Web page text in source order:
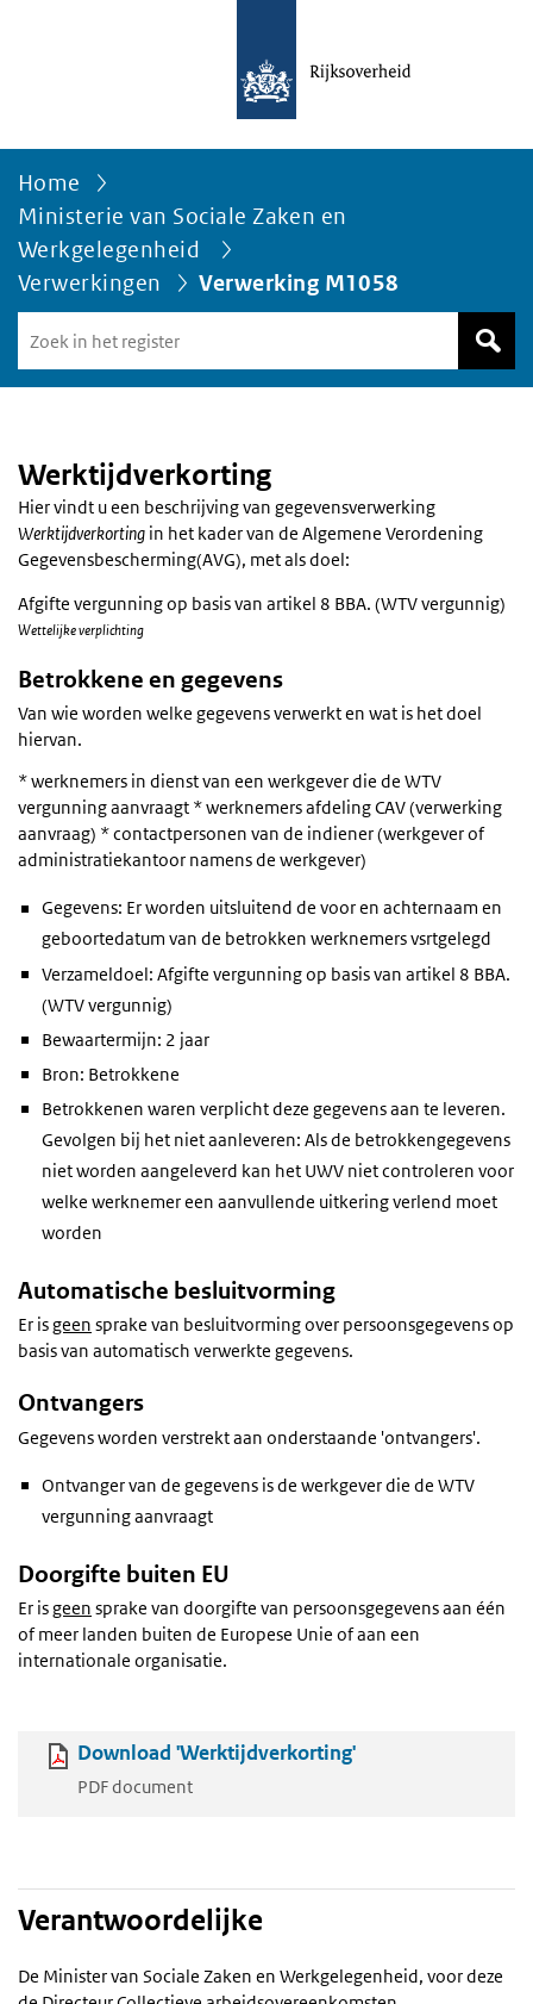
Home
Ministerie van Sociale Zaken en
Werkgelegenheid
Verwerkingen
Verwerking M1058
in
het
Werktijdverkorting
Hier vindt u een beschrijving van gegevensverwerking
Werktijdverkorting in het kader van de Algemene Verordening
Gegevensbescherming(AVG), met als doel:
Afgifte vergunning op basis van artikel 8 BBA. (WTV vergunnig)
Wettelijke verplichting
Betrokkene en gegevens
Van wie worden welke gegevens verwerkt en wat is het doel
hiervan.
* werknemers in dienst van een werkgever die de WTV
vergunning aanvraagt * werknemers afdeling CAV (verwerking
aanvraag) * contactpersonen van de indiener (werkgever of
administratiekantoor namens de werkgever)
Gegevens: Er worden uitsluitend de voor en achternaam en
geboortedatum van de betrokken werknemers vsrtgelegd
Verzameldoel: Afgifte vergunning op basis van artikel 8 BBA.
(WTV vergunnig)
Bewaartermijn: 2 jaar
Bron: Betrokkene
Betrokkenen waren verplicht deze gegevens aan te leveren.
Gevolgen bij het niet aanleveren: Als de betrokkengegevens
niet worden aangeleverd kan het UWV niet controleren voor
welke werknemer een aanvullende uitkering verlend moet
worden
Automatische besluitvorming
Er isgeen sprake van besluitvorming over persoonsgegevens op
basis van automatisch verwerkte gegevens.
Ontvangers
Gegevens worden verstrekt aan onderstaande 'ontvangers'.
Ontvanger van de gegevens is de werkgever die de WTV
vergunning aanvraagt
Doorgifte buiten EU
Er isgeen sprake van doorgifte van persoonsgegevens aan één
of meer landen buiten de Europese Unie of aan een
internationale organisatie.
Download 'Werktijdverkorting'
PDF document
Verantwoordelijke
De Minister van Sociale Zaken en Werkgelegenheid, voor deze